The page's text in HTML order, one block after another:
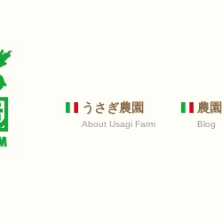
うさぎ農園
About Usagi Farm
農
Blog